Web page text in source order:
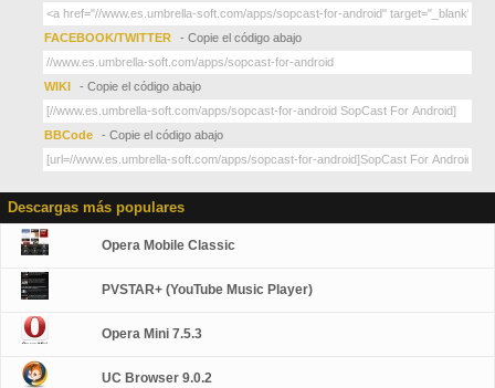
FACEBOOK/TWITTER - Copie el código abajo
WIKI - Copie el código abajo
BBCode - Copie el código abajo
Descargas más populares
Opera Mobile Classic
PVSTAR+ (YouTube Music Player)
Opera Mini 7.5.3
UC Browser 9.0.2